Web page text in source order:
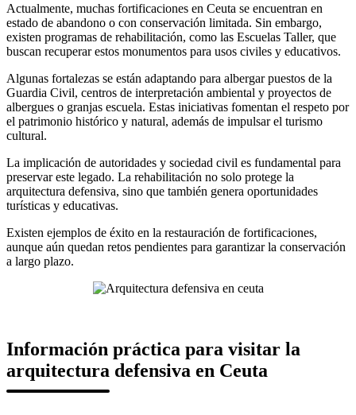
Actualmente, muchas fortificaciones en Ceuta se encuentran en
estado de abandono o con conservación limitada. Sin embargo,
existen programas de rehabilitación, como las Escuelas Taller, que
buscan recuperar estos monumentos para usos civiles y educativos.
Algunas fortalezas se están adaptando para albergar puestos de la
Guardia Civil, centros de interpretación ambiental y proyectos de
albergues o granjas escuela. Estas iniciativas fomentan el respeto por
el patrimonio histórico y natural, además de impulsar el turismo
cultural.
La implicación de autoridades y sociedad civil es fundamental para
preservar este legado. La rehabilitación no solo protege la
arquitectura defensiva, sino que también genera oportunidades
turísticas y educativas.
Existen ejemplos de éxito en la restauración de fortificaciones,
aunque aún quedan retos pendientes para garantizar la conservación
a largo plazo.
Información práctica para visitar la
arquitectura defensiva en Ceuta